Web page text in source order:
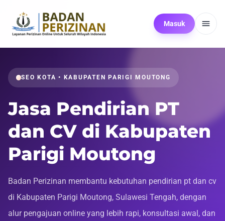
Masuk
SEO KOTA • KABUPATEN PARIGI MOUTONG
Jasa Pendirian PT
dan CV di Kabupaten
Parigi Moutong
Badan Perizinan membantu kebutuhan pendirian pt dan cv
di Kabupaten Parigi Moutong, Sulawesi Tengah, dengan
alur pengajuan online yang lebih rapi, konsultasi awal, dan